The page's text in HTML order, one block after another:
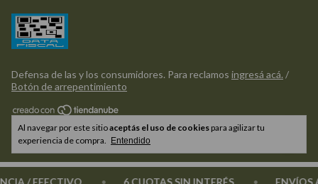
Al navegar por este sitioaceptás el uso de cookies para agilizar tu
experiencia de compra.
Entendido
Defensa de las y los consumidores. Para reclamos ingresá acá. /
Botón de arrepentimiento
Copyright Griflor Deco - 2026. Todos los derechos reservados.
/ EFECTIVO 6 CUOTAS SIN INTERÉS ENVÍOS A